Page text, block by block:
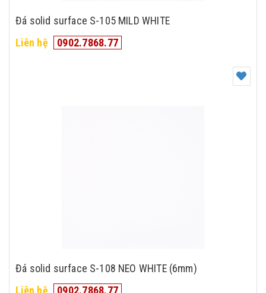
Đá solid surface S-105 MILD WHITE
Liên hệ
0902.7868.77
Đá solid surface S-108 NEO WHITE (6mm)
Liên hệ
0902.7868.77